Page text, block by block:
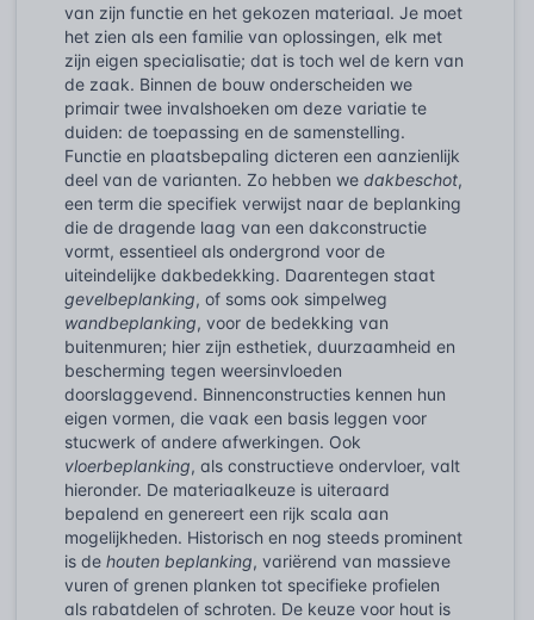
van zijn functie en het gekozen materiaal. Je moet
het zien als een familie van oplossingen, elk met
zijn eigen specialisatie; dat is toch wel de kern van
de zaak. Binnen de bouw onderscheiden we
primair twee invalshoeken om deze variatie te
duiden: de toepassing en de samenstelling.
Functie en plaatsbepaling dicteren een aanzienlijk
deel van de varianten. Zo hebben we dakbeschot,
een term die specifiek verwijst naar de beplanking
die de dragende laag van een dakconstructie
vormt, essentieel als ondergrond voor de
uiteindelijke dakbedekking. Daarentegen staat
gevelbeplanking, of soms ook simpelweg
wandbeplanking, voor de bedekking van
buitenmuren; hier zijn esthetiek, duurzaamheid en
bescherming tegen weersinvloeden
doorslaggevend. Binnenconstructies kennen hun
eigen vormen, die vaak een basis leggen voor
stucwerk of andere afwerkingen. Ook
vloerbeplanking, als constructieve ondervloer, valt
hieronder. De materiaalkeuze is uiteraard
bepalend en genereert een rijk scala aan
mogelijkheden. Historisch en nog steeds prominent
is de houten beplanking, variërend van massieve
vuren of grenen planken tot specifieke profielen
als rabatdelen of schroten. De keuze voor hout is